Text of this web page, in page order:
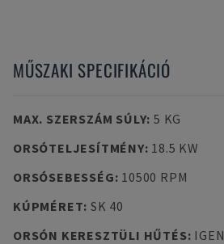
MŰSZAKI SPECIFIKÁCIÓ
MAX. SZERSZÁM SÚLY: 5 KG
ORSÓTELJESÍTMÉNY: 18.5 KW
ORSÓSEBESSÉG: 10500 RPM
KÚPMÉRET: SK 40
ORSÓN KERESZTÜLI HŰTÉS: IGEN